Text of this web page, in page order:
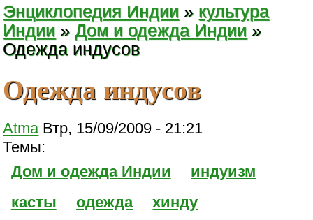
Энциклопедия Индии » культура
Индии »Дом и одежда Индии »
Одежда индусов
Одежда индусов
Atma Втр, 15/09/2009 - 21:21
Темы:
Дом и одежда Индии
индуизм
касты
одежда хинду